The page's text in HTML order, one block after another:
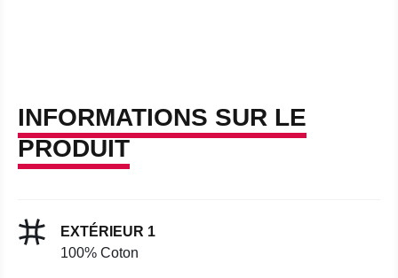
INFORMATIONS SUR LE
PRODUIT
EXTÉRIEUR 1
100% Coton